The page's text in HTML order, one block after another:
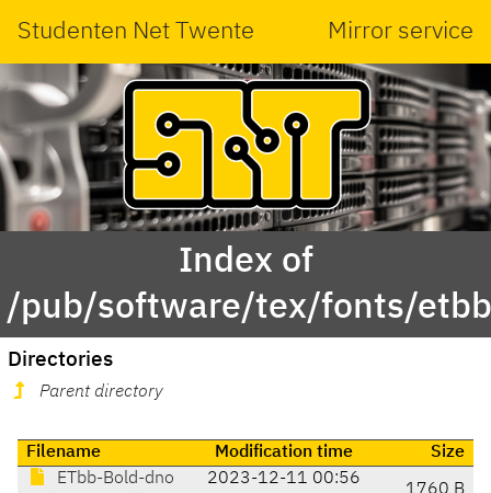
Studenten Net Twente Mirror service
Index of
/pub/software/tex/fonts/
Directories
Parent directory
Filename Modification time
Size
ETbb-Bold-dno
2023-12-11 00:56